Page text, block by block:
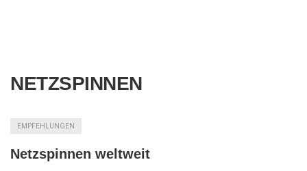
NETZSPINNEN
EMPFEHLUNGEN
Netzspinnen weltweit